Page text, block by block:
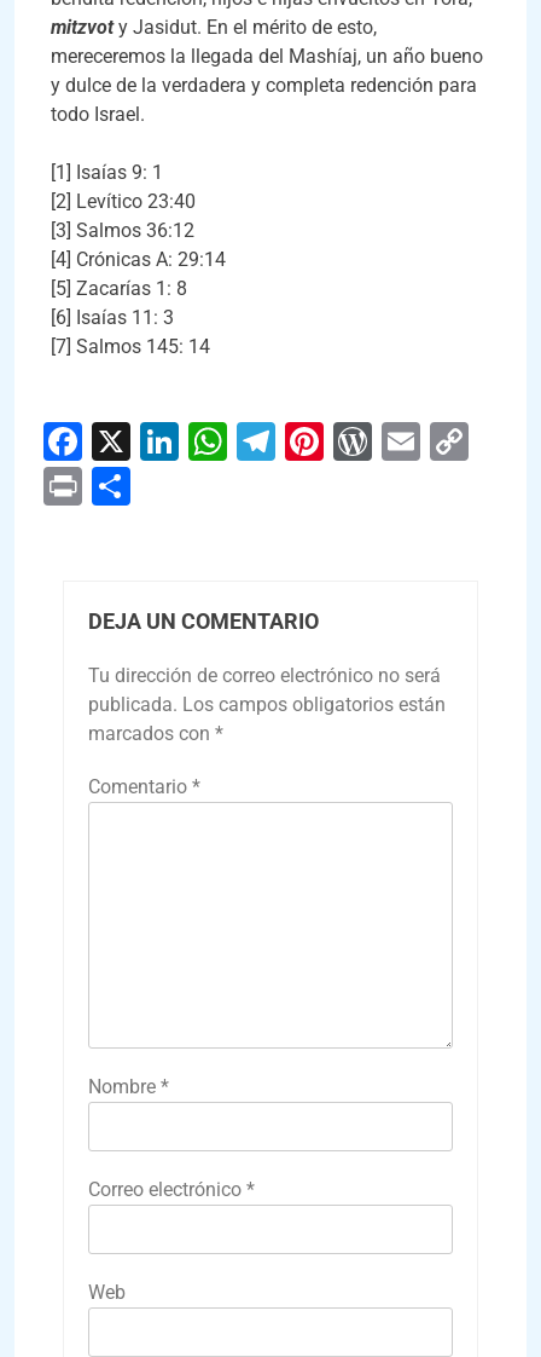
mitzvoty Jasidut. En el mérito de esto,
mereceremos la llegada del Mashíaj, un año bueno
y dulce de la verdadera y completa redención para
todo Israel.
[1] Isaías 9: 1
[2] Levítico 23:40
[3] Salmos 36:12
[4] Crónicas A: 29:14
[5] Zacarías 1: 8
[6] Isaías 11: 3
[7] Salmos 145: 14
Facebook
X LinkedIn
WhatsApp
Telegram
Pinterest
Email
Print
DEJA UN COMENTARIO
Tu dirección de correo electrónico no será
publicada. Los campos obligatorios están
marcados con *
Comentario *
Nombre *
Correo electrónico *
Web